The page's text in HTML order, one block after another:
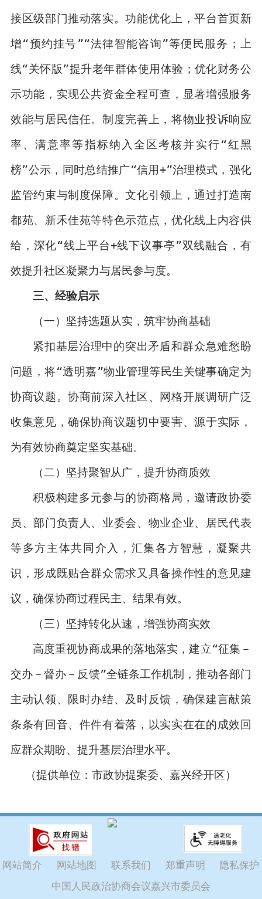
接区级部门推动落实。功能优化上，平台首页新
增“预约挂号”“法律智能咨询”等便民服务；上
线“关怀版”提升老年群体使用体验；优化财务公
示功能，实现公共资金全程可查，显著增强服务
效能与居民信任。制度完善上，将物业投诉响应
率、满意率等指标纳入全区考核并实行“红黑
榜”公示，同时总结推广“信用+”治理模式，强化
监管约束与制度保障。文化引领上，通过打造南
都苑、新禾佳苑等特色示范点，优化线上内容供
给，深化“线上平台+线下议事亭”双线融合，有
效提升社区凝聚力与居民参与度。
三、经验启示
（一）坚持选题从实，筑牢协商基础
紧扣基层治理中的突出矛盾和群众急难愁盼
问题，将“透明嘉”物业管理等民生关键事确定为
协商议题。协商前深入社区、网格开展调研广泛
收集意见，确保协商议题切中要害、源于实际，
为有效协商奠定坚实基础。
（二）坚持聚智从广，提升协商质效
积极构建多元参与的协商格局，邀请政协委
员、部门负责人、业委会、物业企业、居民代表
等多方主体共同介入，汇集各方智慧，凝聚共
识，形成既贴合群众需求又具备操作性的意见建
议，确保协商过程民主、结果有效。
（三）坚持转化从速，增强协商实效
高度重视协商成果的落地落实，建立“征集－
交办－督办－反馈”全链条工作机制，推动各部门
主动认领、限时办结、及时反馈，确保建言献策
条条有回音、件件有着落，以实实在在的成效回
应群众期盼、提升基层治理水平。
（提供单位：市政协提案委、嘉兴经开区）
网站简介 网站地图 联系我们 郑重声明
隐私保护
中国人民政治协商会议嘉兴市委员会